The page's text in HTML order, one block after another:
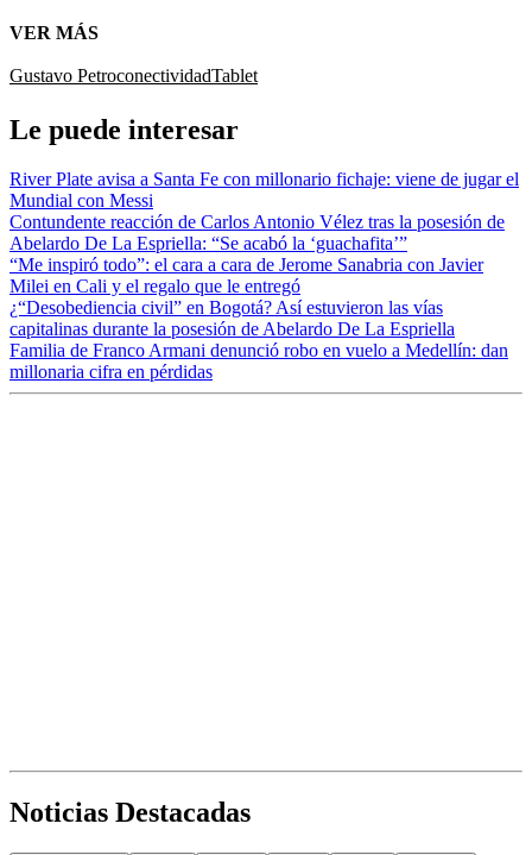
VER MÁS
Gustavo PetroconectividadTablet
Le puede interesar
River Plate avisa a Santa Fe con millonario fichaje: viene de jugar el
Mundial con Messi
Contundente reacción de Carlos Antonio Vélez tras la posesión de
Abelardo De La Espriella: “Se acabó la ‘guachafita’”
“Me inspiró todo”: el cara a cara de Jerome Sanabria con Javier
Milei en Cali y el regalo que le entregó
¿“Desobediencia civil” en Bogotá? Así estuvieron las vías
capitalinas durante la posesión de Abelardo De La Espriella
Familia de Franco Armani denunció robo en vuelo a Medellín: dan
millonaria cifra en pérdidas
Noticias Destacadas